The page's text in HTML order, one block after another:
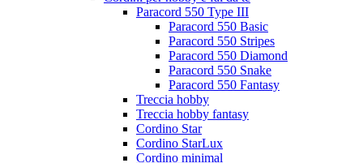
Paracord 550 Type III
Paracord 550 Basic
Paracord 550 Stripes
Paracord 550 Diamond
Paracord 550 Snake
Paracord 550 Fantasy
Treccia hobby
Treccia hobby fantasy
Cordino Star
Cordino StarLux
Cordino minimal